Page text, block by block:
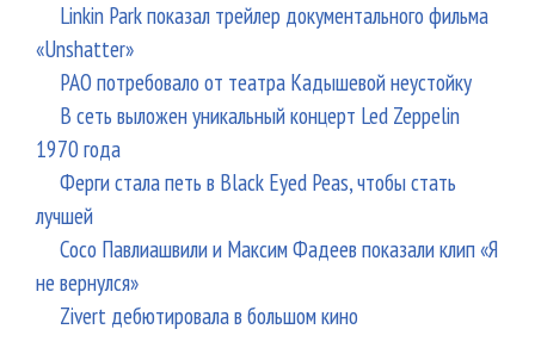
Linkin Park показал трейлер документального фильма
«Unshatter»
РАО потребовало от театра Кадышевой неустойку
В сеть выложен уникальный концерт Led Zeppelin
1970 года
Ферги стала петь в Black Eyed Peas, чтобы стать
лучшей
Сосо Павлиашвили и Максим Фадеев показали клип «Я
не вернулся»
Zivert дебютировала в большом кино